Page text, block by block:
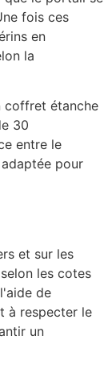
fois ces
en
la
coffret étanche
30
entre le
pour
et sur les
les cotes
de
à respecter le
un